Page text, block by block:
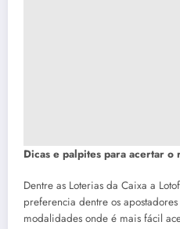
Dicas e palpites para acertar
Dentre as Loterias da Caixa a
preferencia dentre os
modalidades onde é mais fácil